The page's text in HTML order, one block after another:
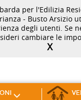
per l'Edilizia
- Busto Arsizio
degli utenti. Se
cambiare le
X